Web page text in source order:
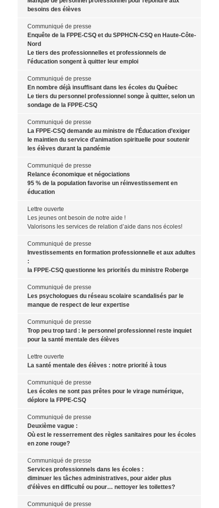
besoins des élèves
Communiqué de presse
Enquête de la FPPE-CSQ et du SPPHCN-CSQ en Haute-Côte-
Nord
Le tiers des professionnelles et professionnels de
l’éducation songent à quitter leur emploi
Communiqué de presse
En nombre déjà insuffisant dans les écoles du Québec
Le tiers du personnel professionnel songe à quitter, selon un
sondage de la FPPE-CSQ
Communiqué de presse
La FPPE-CSQ demande au ministre de l’Éducation d’exiger
le maintien du service d’animation spirituelle pour soutenir
les élèves durant la pandémie
Communiqué de presse
Relance économique et négociations
95 % de la population favorise un réinvestissement en
éducation
Lettre ouverte
Les jeunes ont besoin de notre aide !
Valorisons les services de relation d’aide dans nos écoles!
Communiqué de presse
Investissements en formation professionnelle et aux adultes
:
la FPPE-CSQ questionne les priorités du ministre Roberge
Communiqué de presse
Les psychologues du réseau scolaire scandalisés par le
manque de respect de leur expertise
Communiqué de presse
Trop peu trop tard : le personnel professionnel reste inquiet
pour la santé mentale des élèves
Lettre ouverte
La santé mentale des élèves : notre priorité à tous
Communiqué de presse
Les écoles ne sont pas prêtes pour le virage numérique,
déplore la FPPE-CSQ
Communiqué de presse
Deuxième vague :
Où est le resserrement des règles sanitaires pour les écoles
en zone rouge?
Communiqué de presse
Services professionnels dans les écoles :
diminuer les tâches administratives, pour aider plus
d’élèves en difficulté ou pour… nettoyer les toilettes?
Communiqué de presse